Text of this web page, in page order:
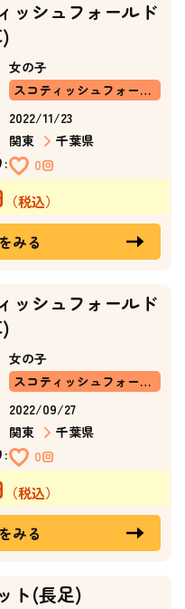
ッシュフォールド
女の子
スコティッシュフォールド(立ち耳)
2022/11/23
関東
千葉県
:
0回
みる
ッシュフォールド
女の子
スコティッシュフォールド(立ち耳)
2022/09/27
関東
千葉県
:
0回
みる
ト(長足)